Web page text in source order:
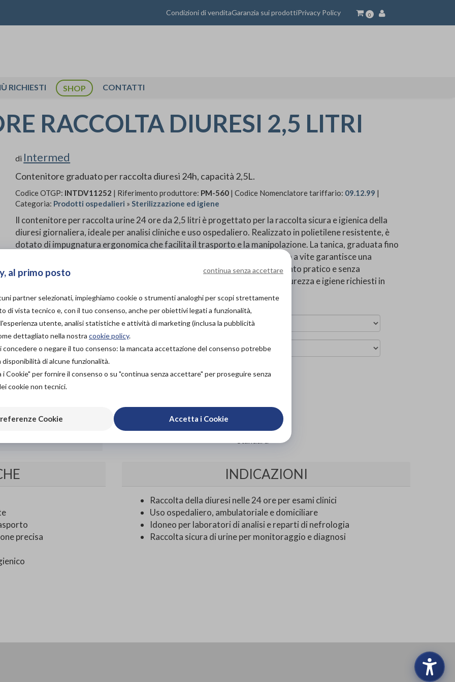
Condizioni di venditaGaranzia sui prodottiPrivacy Policy 0
RICHIESTI SHOP CONTATTI
RACCOLTA DIURESI 2,5 LITRI
di Intermed
Contenitore graduato per raccolta diuresi 24h, capacità 2,5L.
Codice OTGP: INTDV11252 | Riferimento produttore: PM-560 | Codice Nomenclatore tariffario: 09.12.99 |
Categoria: Prodotti ospedalieri »Sterilizzazione ed igiene
Il contenitore per raccolta urine 24 ore da 2,5 litri è progettato per la raccolta sicura e igienica della
diuresi giornaliera, ideale per analisi cliniche e uso ospedaliero. Realizzato in polietilene resistente, è
dotato di impugnatura ergonomica che facilita il trasporto e la manipolazione. La tanica, graduata fino
a 2500 ml, permette una misurazione precisa del volume raccolto. Il tappo a vite garantisce una
chiusura ermetica, mentre il tappino di prelievo consente un campionamento pratico e senza
contaminazioni. Facile da usare, monouso e conforme agli standard di sicurezza e igiene richiesti in
ambito medico.
PROVA E ACQUISTA IN
NEGOZIO
NON DISPONIBILE
PROVA E NOLEGGIA IN
NEGOZIO
NON DISPONIBILE
precisa
INDICAZIONI
Raccolta della diuresi nelle 24 ore per esami clinici
Uso ospedaliero, ambulatoriale e domiciliare
Idoneo per laboratori di analisi e reparti di nefrologia
Raccolta sicura di urine per monitoraggio e diagnosi
al primo posto continua senza accettare
partner selezionati, impieghiamo cookie o strumenti analoghi per scopi strettamente
di vista tecnico e, con il tuo consenso, anche per obiettivi legati a funzionalità,
utente, analisi statistiche e attività di marketing (inclusa la pubblicità
dettagliato nella nostra cookie policy.
concedere o negare il tuo consenso: la mancata accettazione del consenso potrebbe
di alcune funzionalità.
Cookie" per fornire il consenso o su "continua senza accettare" per proseguire senza
cookie non tecnici.
Cookie Accetta i Cookie